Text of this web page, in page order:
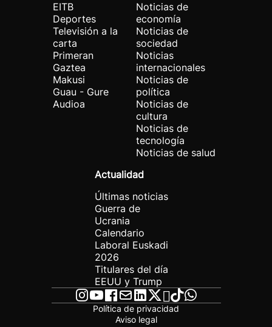
EITB
Deportes
Televisión a la
carta
Primeran
Gaztea
Makusi
Guau - Gure
Audioa
Noticias de
economía
Noticias de
sociedad
Noticias
internacionales
Noticias de
política
Noticias de
cultura
Noticias de
tecnología
Noticias de salud
Actualidad
Últimas noticias
Guerra de
Ucrania
Calendario
Laboral Euskadi
2026
Titulares del día
EEUU y Trump
Política de privacidad
Aviso legal